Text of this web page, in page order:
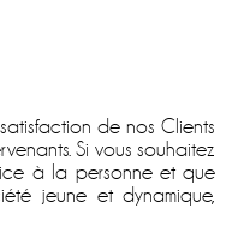
de nos Clients
Si vous souhaitez
à la personne et que
jeune et dynamique,